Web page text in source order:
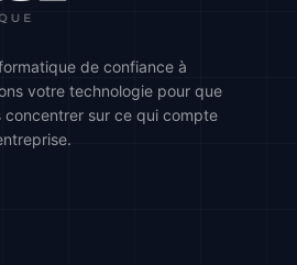
de confiance à
votre technologie pour que
concentrer sur ce qui compte